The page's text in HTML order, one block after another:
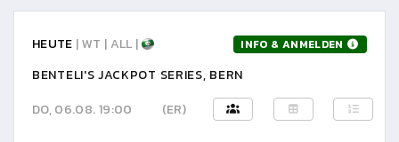
HEUTE | WT | ALL | INFO & ANMELDEN
BENTELI'S JACKPOT SERIES, BERN
DO, 06.08. 19:00
(ER)